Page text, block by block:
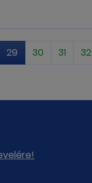
29 30 31 32